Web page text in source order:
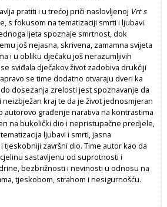
pratiti i u trećoj priči naslovljenoj Vrt s
s fokusom na tematizaciji smrti i ljubavi.
ljeta spoznaje smrtnost, dok
još nejasna, skrivena, zamamna svijeta
i u obliku dječaku još nerazumljivih
sviđala dječakov život zadobiva drukčiji
se time dodatno otvaraju dveri ka
dosezanja zrelosti jest spoznavanje da
kraj te da je život jednosmjeran
autorovo građenje narativa na kontrastima
na bukolički dio i nepristupačne predjele,
ljubavi i smrti, jasna
završni dio. Time autor kao da
sastavljenu od suprotnosti i
bezbrižnosti i nevinosti u odnosu na
tjeskobom, strahom i nesigurnošću.